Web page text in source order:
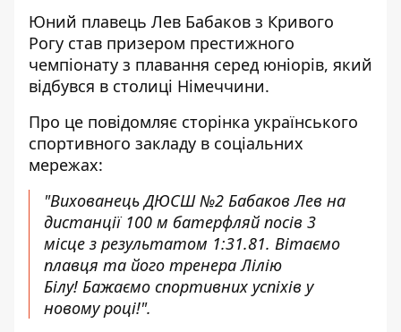
Юний плавець Лев Бабаков з Кривого
Рогу став призером престижного
чемпіонату з плавання серед юніорів, який
відбувся в столиці Німеччини.
Про це повідомляє сторінка українського
спортивного закладу в соціальних
мережах:
"Вихованець ДЮСШ №2 Бабаков Лев на
дистанції100 м батерфляй посів 3
місце з результатом 1:31.81. Вітаємо
плавця та його тренера Лілію
Білу! Бажаємо спортивних успіхів у
новому році!".